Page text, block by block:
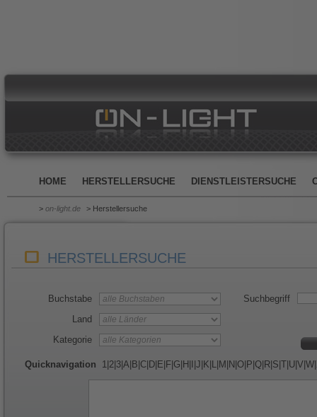
HOME HERSTELLERSUCHE DIENSTLEISTERSUCHE
> on-light.de > Herstellersuche
HERSTELLERSUCHE
Buchstabe
Land
Kategorie
Suchbegriff
Quicknavigation 1 2 3 A B C D E F G H J K L M N O P Q R S T U V W